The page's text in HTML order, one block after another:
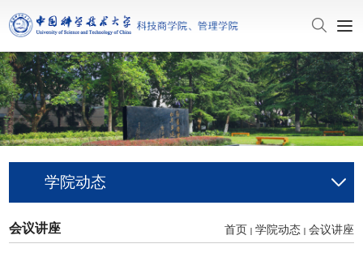
学院动态
会议讲座 首页 学院动态 会议讲座